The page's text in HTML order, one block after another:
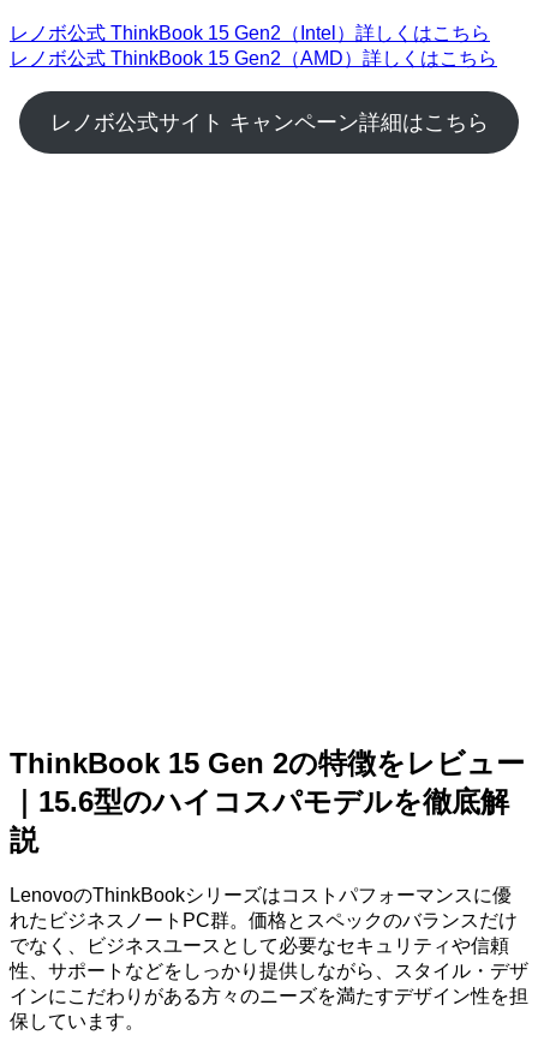
レノボ公式 ThinkBook 15 Gen2（Intel）詳しくはこちら
レノボ公式 ThinkBook 15 Gen2（AMD）詳しくはこちら
レノボ公式サイト キャンペーン詳細はこちら
ThinkBook 15 Gen 2の特徴をレビュー
｜15.6型のハイコスパモデルを徹底解
説
LenovoのThinkBookシリーズはコストパフォーマンスに優
れたビジネスノートPC群。価格とスペックのバランスだけ
でなく、ビジネスユースとして必要なセキュリティや信頼
性、サポートなどをしっかり提供しながら、スタイル・デザ
インにこだわりがある方々のニーズを満たすデザイン性を担
保しています。